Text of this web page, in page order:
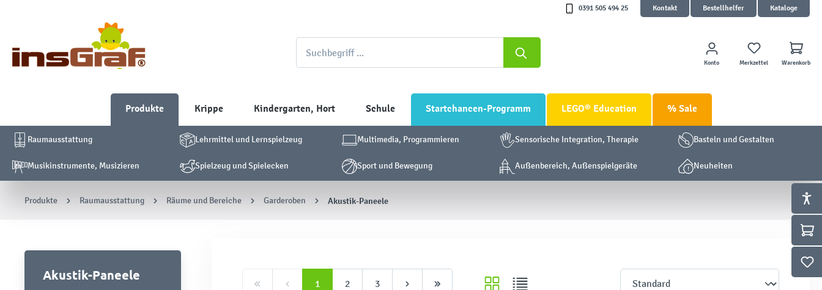
0391 505 494 25 Kontakt Bestellhelfer Kataloge
Konto Merkzettel Warenkorb
Produkte Krippe Kindergarten, Hort Schule Startchancen-Programm LEGO® Education % Sale
Raumausstattung Lehrmittel und Lernspielzeug Multimedia, Programmieren Sensorische Integration, Therapie Basteln und Gestalten
Musikinstrumente, Musizieren Spielzeug und Spielecken Sport und Bewegung Außenbereich, Außenspielgeräte Neuheiten
Produkte Raumausstattung Räume und Bereiche Garderoben Akustik-Paneele
Akustik-Paneele
1 2 3